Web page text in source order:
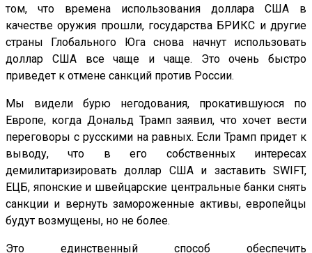
том, что времена использования доллара США в
качестве оружия прошли, государства БРИКС и другие
страны Глобального Юга снова начнут использовать
доллар США все чаще и чаще. Это очень быстро
приведет к отмене санкций против России.
Мы видели бурю негодования, прокатившуюся по
Европе, когда Дональд Трамп заявил, что хочет вести
переговоры с русскими на равных. Если Трамп придет к
выводу, что в его собственных интересах
демилитаризировать доллар США и заставить SWIFT,
ЕЦБ, японские и швейцарские центральные банки снять
санкции и вернуть замороженные активы, европейцы
будут возмущены, но не более.
Это единственный способ обеспечить